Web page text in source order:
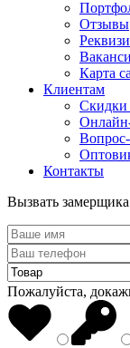
Отзывы
Карта
Клиентам
Скидки
Контакты
Вызвать замерщика
Пожалуйста,